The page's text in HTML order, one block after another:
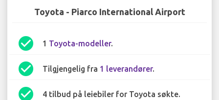
Toyota - Piarco International Airport
check_circle 1 Toyota-modeller.
check_circle Tilgjengelig fra 1 leverandører.
check_circle 4 tilbud på leiebiler for Toyota søkte.